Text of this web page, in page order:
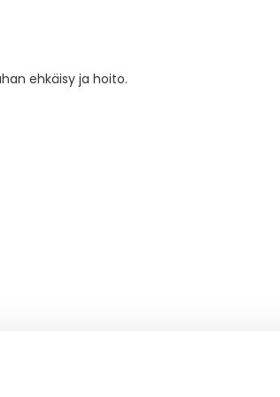
ehkäisy ja hoito.